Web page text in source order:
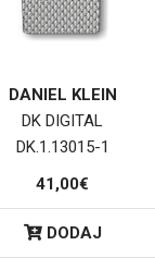
DANIEL KLEIN
DK DIGITAL
DK.1.13015-1
41,00€
DODAJ